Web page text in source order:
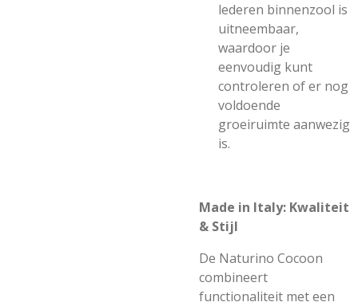
lederen binnenzool is
uitneembaar,
waardoor je
eenvoudig kunt
controleren of er nog
voldoende
groeiruimte aanwezig
is.
Made in Italy: Kwaliteit
& Stijl
De Naturino Cocoon
combineert
functionaliteit met een